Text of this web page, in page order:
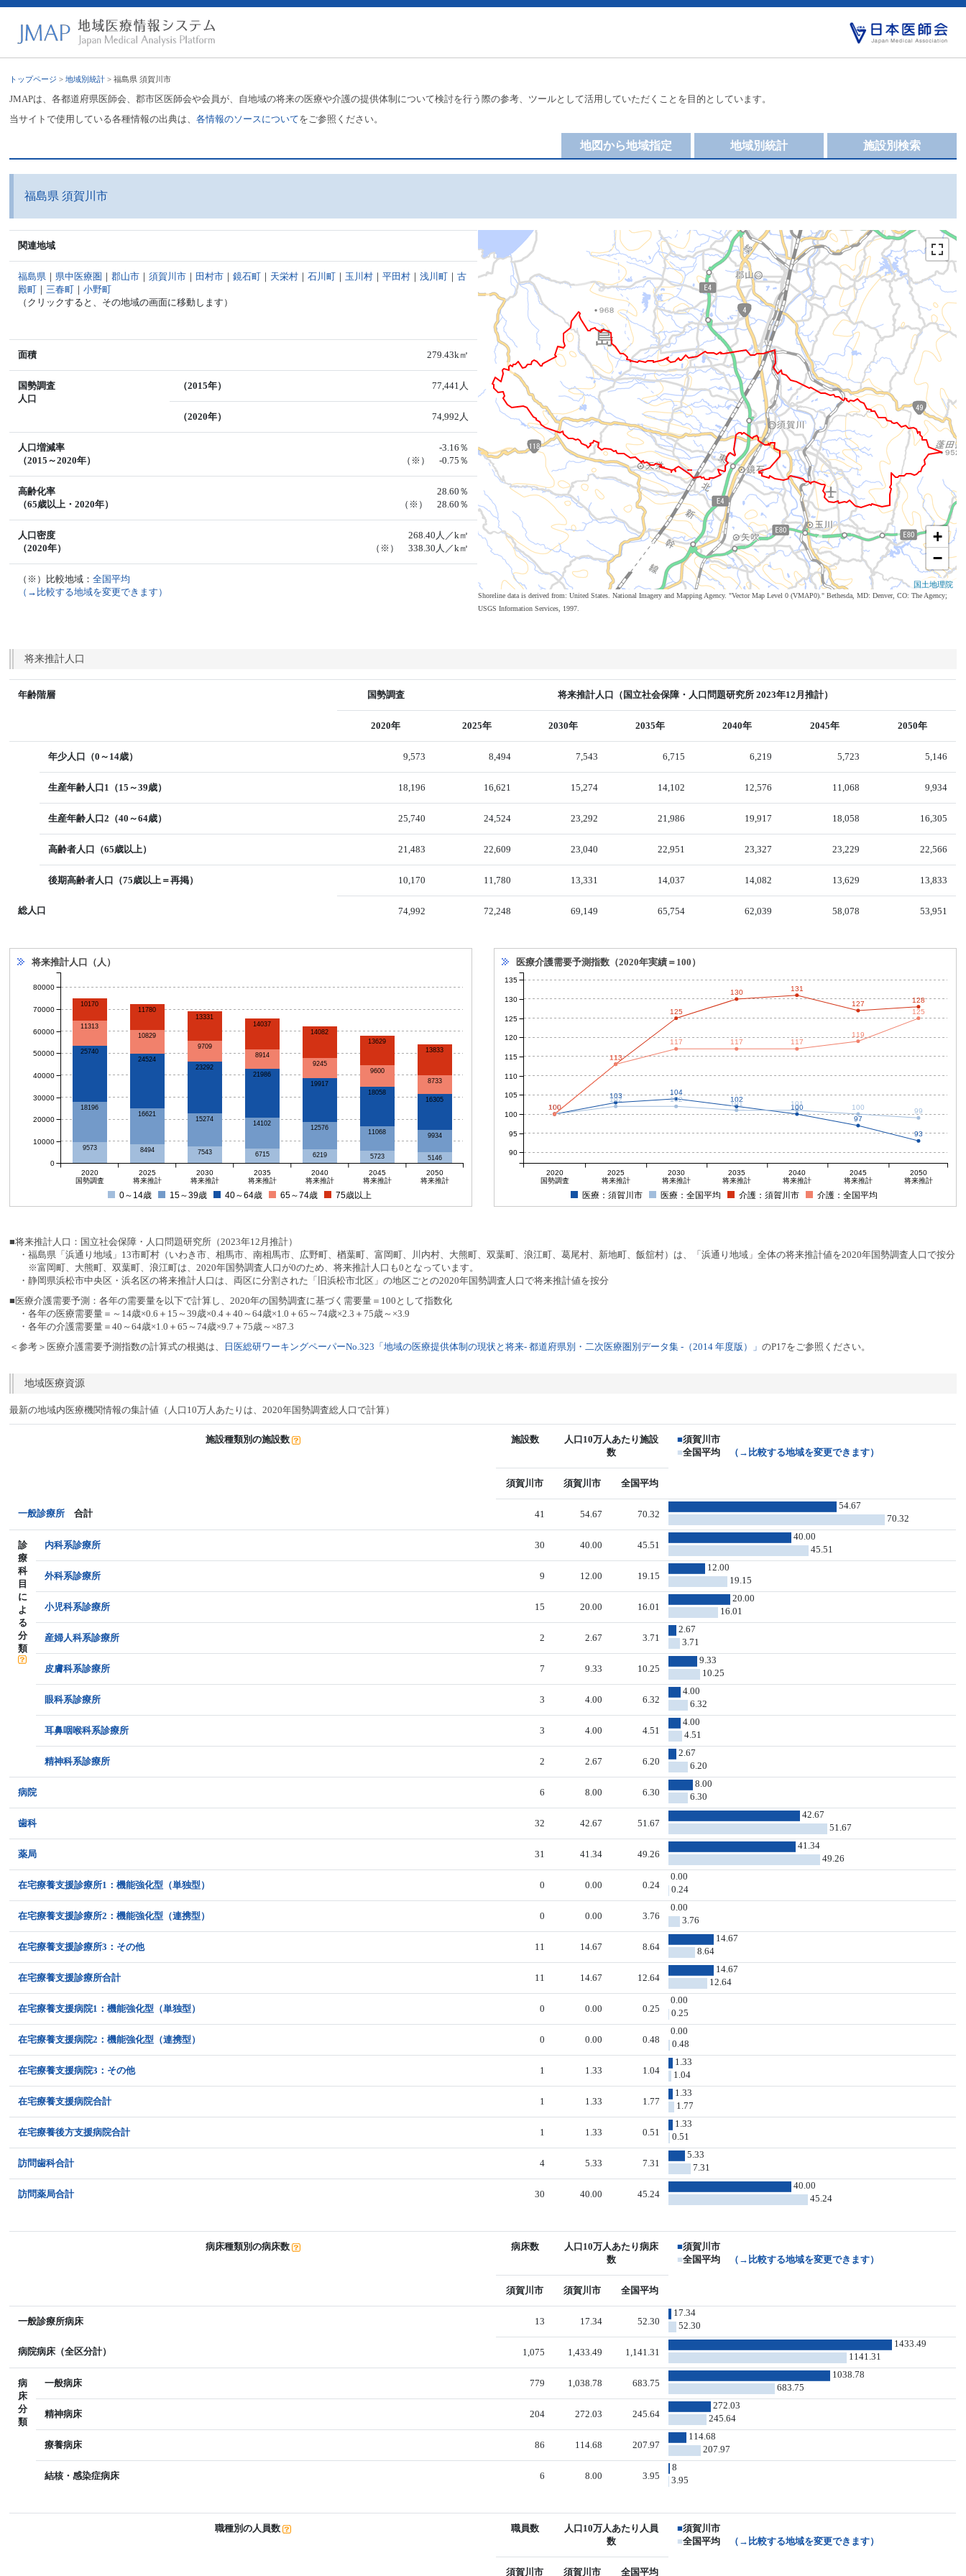
トップページ >地域別統計 > 福島県 須賀川市
JMAPは、各都道府県医師会、郡市区医師会や会員が、自地域の将来の医療や介護の提供体制について検討を行う際の参考、ツールとして活用していただくことを目的としています。
当サイトで使用している各種情報の出典は、各情報のソースについてをご参照ください。
施設別検索
地域別統計
地図から地域指定
福島県 須賀川市
関連地域
福島県 ｜ 県中医療圏 ｜郡山市 ｜須賀川市 ｜ 田村市 ｜鏡石町 ｜ 天栄村 ｜石川町 ｜ 玉川村 ｜平田村 ｜浅川町 ｜古
殿町 ｜三春町 ｜小野町
（クリックすると、その地域の画面に移動します）
面積 279.43k㎡
国勢調査
人口
（2015年） 77,441人
（2020年） 74,992人
人口増減率
（2015～2020年）
-3.16％
（※） -0.75％
高齢化率
（65歳以上・2020年）
28.60％
（※） 28.60％
人口密度
（2020年）
268.40人／k㎡
（※） 338.30人／k㎡
（※）比較地域：全国平均
（→比較する地域を変更できます）
+
−
国土地理院
Shoreline data is derived from: United States. National Imagery and Mapping Agency. "Vector Map Level 0 (VMAP0)." Bethesda, MD: Denver, CO: The Agency;
USGS Information Services, 1997.
将来推計人口
年齢階層 国勢調査 将来推計人口（国立社会保障・人口問題研究所 2023年12月推計）
2020年 2025年 2030年 2035年 2040年 2045年 2050年
年少人口（0～14歳） 9,573 8,494 7,543 6,715 6,219 5,723 5,146
生産年齢人口1（15～39歳） 18,196 16,621 15,274 14,102 12,576 11,068 9,934
生産年齢人口2（40～64歳） 25,740 24,524 23,292 21,986 19,917 18,058 16,305
高齢者人口（65歳以上） 21,483 22,609 23,040 22,951 23,327 23,229 22,566
後期高齢者人口（75歳以上＝再掲） 10,170 11,780 13,331 14,037 14,082 13,629 13,833
総人口 74,992 72,248 69,149 65,754 62,039 58,078 53,951
将来推計人口（人）
9573 8494 7543 6715 6219 5723 5146
18196
16621
15274
14102
12576
11068
9934
25740
24524
23292
21986
19917
18058
16305
11313
10829
9709
8914
9245
9600
8733
10170
11780
13331
14037
14082
13629
13833
2020
国勢調査
2025
将来推計
2030
将来推計
2035
将来推計
2040
将来推計
2045
将来推計
2050
将来推計
0
10000
20000
30000
40000
50000
60000
70000
80000
0～14歳 15～39歳 40～64歳 65～74歳 75歳以上
医療介護需要予測指数（2020年実績＝100）
100
103
104
102
100
97
93
100
102 102 101 101 100 99
100
113
125
130
131
127
128
100
113
117 117 117
119
125
2020
国勢調査
2025
将来推計
2030
将来推計
2035
将来推計
2040
将来推計
2045
将来推計
2050
将来推計
90
95
100
105
110
115
120
125
130
135
医療：須賀川市 医療：全国平均 介護：須賀川市 介護：全国平均
■将来推計人口：国立社会保障・人口問題研究所（2023年12月推計）
・福島県「浜通り地域」13市町村（いわき市、相馬市、南相馬市、広野町、楢葉町、富岡町、川内村、大熊町、双葉町、浪江町、葛尾村、新地町、飯舘村）は、「浜通り地域」全体の将来推計値を2020年国勢調査人口で按分
※富岡町、大熊町、双葉町、浪江町は、2020年国勢調査人口が0のため、将来推計人口も0となっています。
・静岡県浜松市中央区・浜名区の将来推計人口は、両区に分割された「旧浜松市北区」の地区ごとの2020年国勢調査人口で将来推計値を按分
■医療介護需要予測：各年の需要量を以下で計算し、2020年の国勢調査に基づく需要量＝100として指数化
・各年の医療需要量＝～14歳×0.6＋15～39歳×0.4＋40～64歳×1.0＋65～74歳×2.3＋75歳～×3.9
・各年の介護需要量＝40～64歳×1.0＋65～74歳×9.7＋75歳～×87.3
＜参考＞医療介護需要予測指数の計算式の根拠は、
日医総研ワーキングペーパーNo.323「地域の医療提供体制の現状と将来- 都道府県別・二次医療圏別データ集 -（2014 年度版）」のP17をご参照ください。
地域医療資源
最新の地域内医療機関情報の集計値（人口10万人あたりは、2020年国勢調査総人口で計算）
施設種類別の施設数 施設数
人口10万人あたり施設
数
■須賀川市
■全国平均 （→比較する地域を変更できます）
須賀川市 須賀川市 全国平均
一般診療所 合計 41 54.67 70.32
54.67
70.32
診
療
科
目
に
よ
る
分
類
内科系診療所 30 40.00 45.51
40.00
45.51
外科系診療所 9 12.00 19.15
12.00
19.15
小児科系診療所 15 20.00 16.01
20.00
16.01
産婦人科系診療所 2 2.67 3.71
2.67
3.71
皮膚科系診療所 7 9.33 10.25
9.33
10.25
眼科系診療所 3 4.00 6.32
4.00
6.32
耳鼻咽喉科系診療所 3 4.00 4.51
4.00
4.51
精神科系診療所 2 2.67 6.20
2.67
6.20
病院 6 8.00 6.30
8.00
6.30
歯科 32 42.67 51.67
42.67
51.67
薬局 31 41.34 49.26
41.34
49.26
在宅療養支援診療所1：機能強化型（単独型） 0 0.00 0.24
0.00
0.24
在宅療養支援診療所2：機能強化型（連携型） 0 0.00 3.76
0.00
3.76
在宅療養支援診療所3：その他 11 14.67 8.64
14.67
8.64
在宅療養支援診療所合計 11 14.67 12.64
14.67
12.64
在宅療養支援病院1：機能強化型（単独型） 0 0.00 0.25
0.00
0.25
在宅療養支援病院2：機能強化型（連携型） 0 0.00 0.48
0.00
0.48
在宅療養支援病院3：その他 1 1.33 1.04
1.33
1.04
在宅療養支援病院合計 1 1.33 1.77
1.33
1.77
在宅療養後方支援病院合計 1 1.33 0.51
1.33
0.51
訪問歯科合計 4 5.33 7.31
5.33
7.31
訪問薬局合計 30 40.00 45.24
40.00
45.24
病床種類別の病床数 病床数
人口10万人あたり病床
数
■須賀川市
■全国平均 （→比較する地域を変更できます）
須賀川市 須賀川市 全国平均
一般診療所病床 13 17.34 52.30
17.34
52.30
病院病床（全区分計） 1,075 1,433.49 1,141.31
1433.49
1141.31
病
床
分
類
一般病床 779 1,038.78 683.75
1038.78
683.75
精神病床 204 272.03 245.64
272.03
245.64
療養病床 86 114.68 207.97
114.68
207.97
結核・感染症病床 6 8.00 3.95
8
3.95
職種別の人員数 職員数
人口10万人あたり人員
数
■須賀川市
■全国平均 （→比較する地域を変更できます）
須賀川市 須賀川市 全国平均